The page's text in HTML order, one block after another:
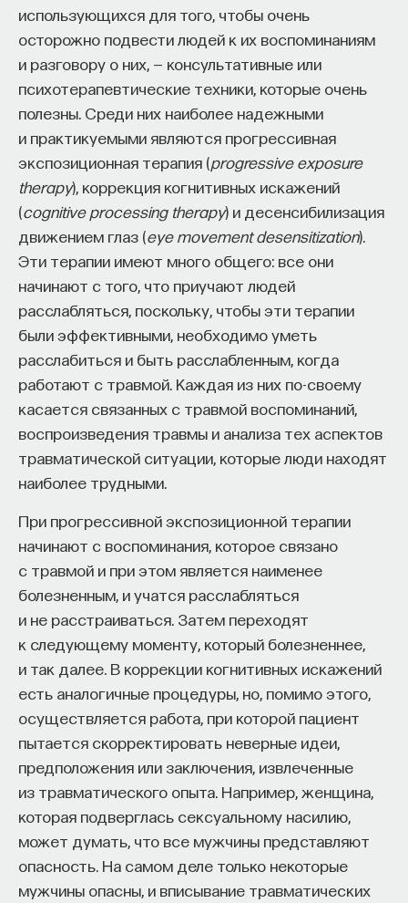
использующихся для того, чтобы очень
осторожно подвести людей к их воспоминаниям
и разговору о них, — консультативные или
психотерапевтические техники, которые очень
полезны. Среди них наиболее надежными
и практикуемыми являются прогрессивная
экспозиционная терапия (progressive exposure
therapy), коррекция когнитивных искажений
(cognitive processing therapy) и десенсибилизация
движением глаз (eye movement desensitization).
Эти терапии имеют много общего: все они
начинают с того, что приучают людей
расслабляться, поскольку, чтобы эти терапии
были эффективными, необходимо уметь
расслабиться и быть расслабленным, когда
работают с травмой. Каждая из них по-своему
касается связанных с травмой воспоминаний,
воспроизведения травмы и анализа тех аспектов
травматической ситуации, которые люди находят
наиболее трудными.
При прогрессивной экспозиционной терапии
начинают с воспоминания, которое связано
с травмой и при этом является наименее
болезненным, и учатся расслабляться
и не расстраиваться. Затем переходят
к следующему моменту, который болезненнее,
и так далее. В коррекции когнитивных искажений
есть аналогичные процедуры, но, помимо этого,
осуществляется работа, при которой пациент
пытается скорректировать неверные идеи,
предположения или заключения, извлеченные
из травматического опыта. Например, женщина,
которая подверглась сексуальному насилию,
может думать, что все мужчины представляют
опасность. На самом деле только некоторые
мужчины опасны, и вписывание травматических